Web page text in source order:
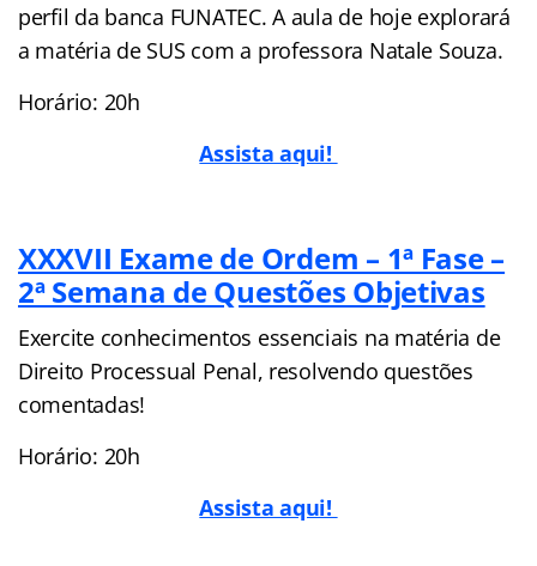
perfil da banca FUNATEC. A aula de hoje explorará
a matéria de SUS com a professora Natale Souza.
Horário: 20h
Assista aqui!
XXXVII Exame de Ordem – 1ª Fase –
2ª Semana de Questões Objetivas
Exercite conhecimentos essenciais na matéria de
Direito Processual Penal, resolvendo questões
comentadas!
Horário: 20h
Assista aqui!